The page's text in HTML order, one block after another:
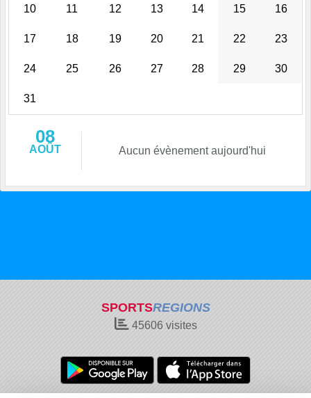
10 11 12 13 14 15 16
17 18 19 20 21 22 23
24 25 26 27 28 29 30
31
08
AOÛT Aucun évènement aujourd'hui
SPORTSREGIONS
45606visites